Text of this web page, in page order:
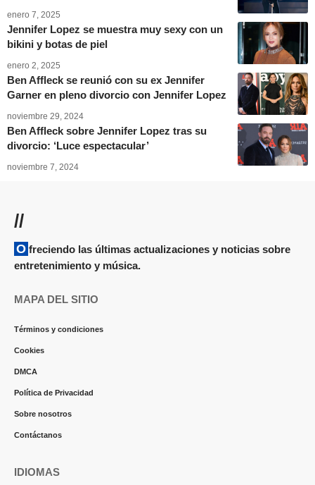
enero 7, 2025
Jennifer Lopez se muestra muy sexy con un
bikini y botas de piel
enero 2, 2025
Ben Affleck se reunió con su ex Jennifer
Garner en pleno divorcio con Jennifer Lopez
noviembre 29, 2024
Ben Affleck sobre Jennifer Lopez tras su
divorcio: ‘Luce espectacular’
noviembre 7, 2024
//
Ofreciendo las últimas actualizaciones y noticias sobre
entretenimiento y música.
MAPA DEL SITIO
Términos y condiciones
Cookies
DMCA
Política de Privacidad
Sobre nosotros
Contáctanos
IDIOMAS